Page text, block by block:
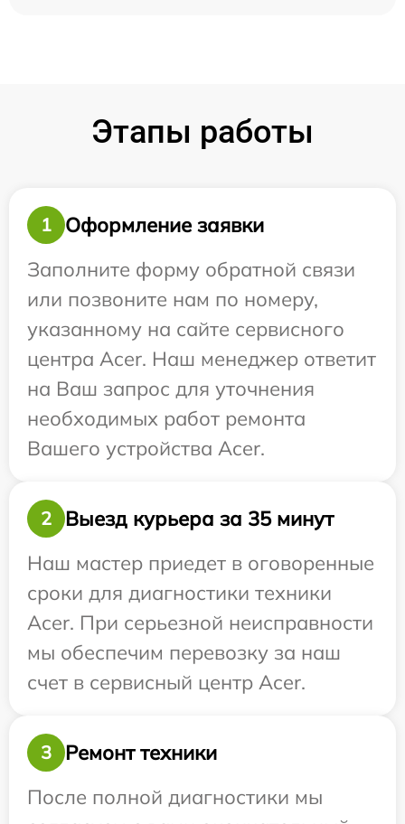
Этапы работы
1
Оформление заявки
Заполните форму обратной связи
или позвоните нам по номеру,
указанному на сайте сервисного
центра Acer. Наш менеджер ответит
на Ваш запрос для уточнения
необходимых работ ремонта
Вашего устройства Acer.
2
Выезд курьера за 35 минут
Наш мастер приедет в оговоренные
сроки для диагностики техники
Acer. При серьезной неисправности
мы обеспечим перевозку за наш
счет в сервисный центр Acer.
3
Ремонт техники
После полной диагностики мы